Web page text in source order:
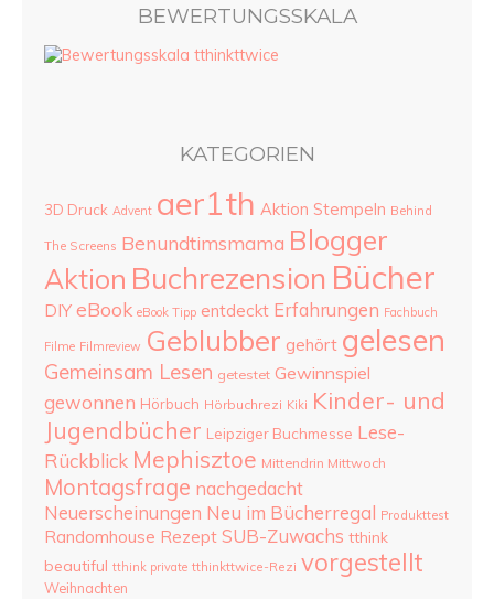
BEWERTUNGSSKALA
KATEGORIEN
3D Druck Advent aer1th Aktion Stempeln Behind
The Screens Benundtimsmama Blogger
Aktion Buchrezension Bücher
DIY eBook eBook Tipp entdeckt Erfahrungen Fachbuch
Filme Filmreview Geblubber gehört gelesen
Gemeinsam Lesen getestet Gewinnspiel
gewonnen Hörbuch Hörbuchrezi Kiki Kinder- und
Jugendbücher Leipziger Buchmesse Lese-
Rückblick Mephisztoe Mittendrin Mittwoch
Montagsfrage nachgedacht
Neuerscheinungen Neu im Bücherregal Produkttest
Randomhouse Rezept SUB-Zuwachs tthink
beautiful tthink private tthinkttwice-Rezi vorgestellt
Weihnachten